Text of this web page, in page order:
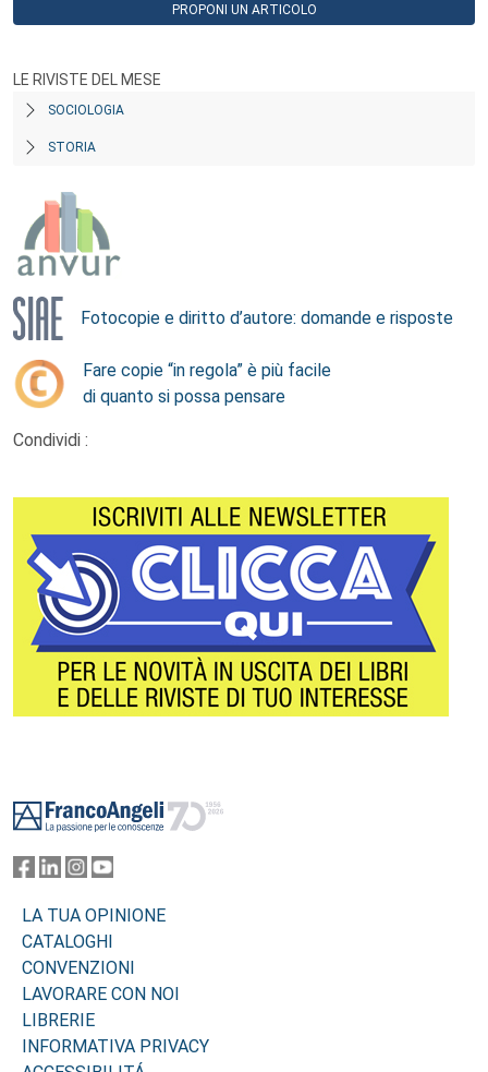
PROPONI UN ARTICOLO
LE RIVISTE DEL MESE
SOCIOLOGIA
STORIA
Fotocopie e diritto d’autore: domande e risposte
Fare copie “in regola” è più facile
di quanto si possa pensare
Condividi :
LA TUA OPINIONE
CATALOGHI
CONVENZIONI
LAVORARE CON NOI
LIBRERIE
INFORMATIVA PRIVACY